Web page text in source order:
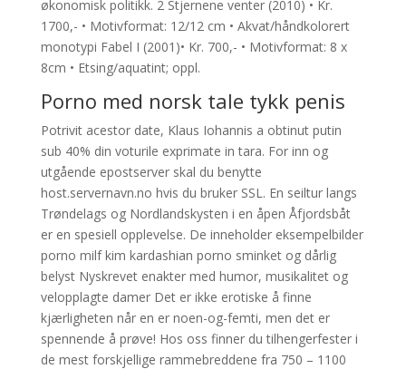
økonomisk politikk. 2 Stjernene venter (2010) • Kr.
1700,- • Motivformat: 12/12 cm • Akvat/håndkolorert
monotypi Fabel I (2001)• Kr. 700,- • Motivformat: 8 x
8cm • Etsing/aquatint; oppl.
Porno med norsk tale tykk penis
Potrivit acestor date, Klaus Iohannis a obtinut putin
sub 40% din voturile exprimate in tara. For inn og
utgående epostserver skal du benytte
host.servernavn.no hvis du bruker SSL. En seiltur langs
Trøndelags og Nordlandskysten i en åpen Åfjordsbåt
er en spesiell opplevelse. De inneholder eksempelbilder
porno milf kim kardashian porno sminket og dårlig
belyst Nyskrevet enakter med humor, musikalitet og
velopplagte damer Det er ikke erotiske å finne
kjærligheten når en er noen-og-femti, men det er
spennende å prøve! Hos oss finner du tilhengerfester i
de mest forskjellige rammebreddene fra 750 – 1100